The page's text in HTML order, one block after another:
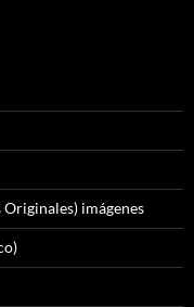
imágenes